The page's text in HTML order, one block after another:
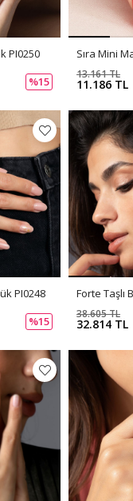
PI0250
%15 11.186 TL
13.161 TL
PI0248
%15 32.814 TL
38.605 TL